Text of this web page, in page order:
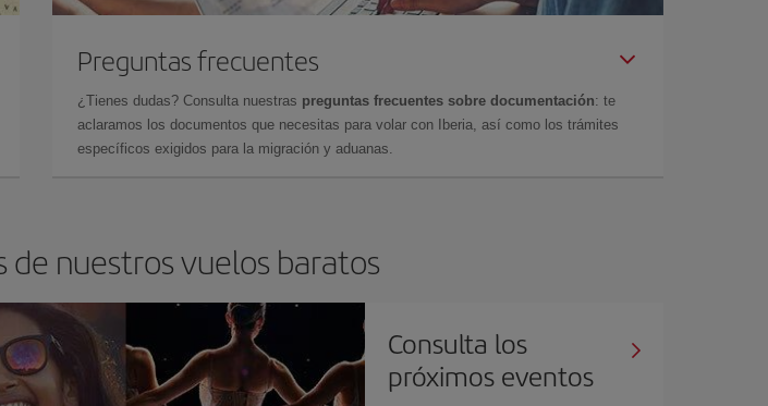
Preguntas frecuentes
¿Tienes dudas? Consulta nuestras preguntas frecuentes sobre documentación: te
aclaramos los documentos que necesitas para volar con Iberia, así como los trámites
específicos exigidos para la migración y aduanas.
de nuestros vuelos baratos
Consulta los
próximos eventos